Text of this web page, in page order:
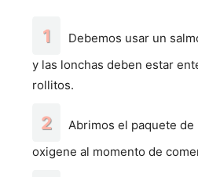
Debemos usar un
y las lonchas deben estar
rollitos.
Abrimos el paquete de
oxigene al momento de